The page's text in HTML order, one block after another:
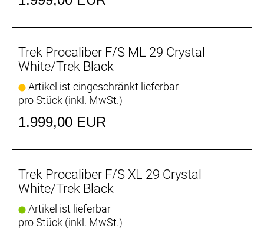
IsoSpeed reduziert die Kraftspitzen von Stößen und
OCLV Mountain Carbon
Prozesse, fortschrittlichster Konstruktionsverfahren
und besonders strenger Teststandards ist das von
Trek speziell für Mountainbikes entwickelte Carbon
extrem robust.
Das Straight Shot-Unterrohr verleiht dem Rahmen
zusätzliche Steifigkeit, ohne das Gewicht zu
deine Linie halten und den nächsten Anstieg
problemlos hochfliegen.
Trek Procaliber F/S ML 29 Crystal
White/Trek Black
Artikel ist eingeschränkt lieferbar
pro Stück (inkl. MwSt.)
1.999,00 EUR
Trek Procaliber F/S XL 29 Crystal
White/Trek Black
Artikel ist lieferbar
pro Stück (inkl. MwSt.)